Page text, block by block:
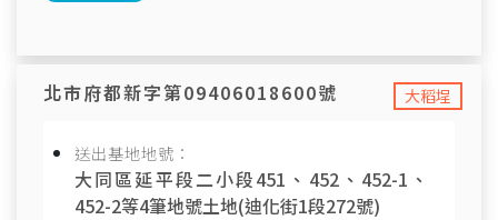
大稻埕
北市府都新字第09406018600號
送出基地地號：
大同區延平段二小段451、452、452-1、
452-2等4筆地號土地(迪化街1段272號)